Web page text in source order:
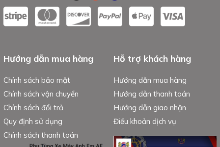
Hướng dẫn mua hàng
Chính sách bảo mật
Chính sách vận chuyển
Chính sách đổi trả
Quy định sử dụng
Chính sách thanh toán
Hỗ trợ khách hàng
Hướng dẫn mua hàng
Hướng dẫn thanh toán
Hướng dẫn giao nhận
Điều khoản dịch vụ